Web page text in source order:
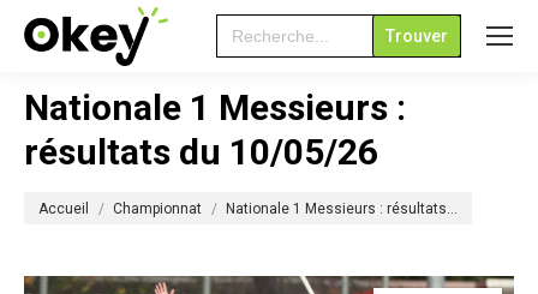
Search
for:
Nationale 1 Messieurs :
résultats du 10/05/26
Accueil Championnat Nationale 1 Messieurs : résultats…